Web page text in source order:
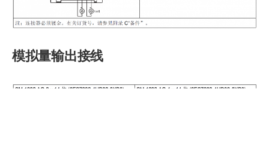
模拟量输出接线